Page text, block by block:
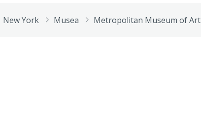
New York Musea Metropolitan Museum of Art